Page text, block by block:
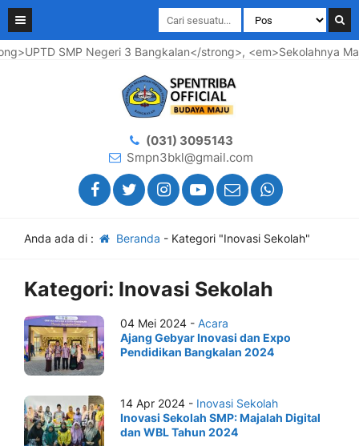
SMP Negeri 3 Bangkalan</strong>, <em>Sekolahnya
(031) 3095143
Smpn3bkl@gmail.com
Anda ada di : Beranda - Kategori "Inovasi Sekolah"
Kategori: Inovasi Sekolah
04 Mei 2024 - Acara
Ajang Gebyar Inovasi dan Expo
Pendidikan Bangkalan 2024
14 Apr 2024 - Inovasi Sekolah
Inovasi Sekolah SMP: Majalah Digital
dan WBL Tahun 2024